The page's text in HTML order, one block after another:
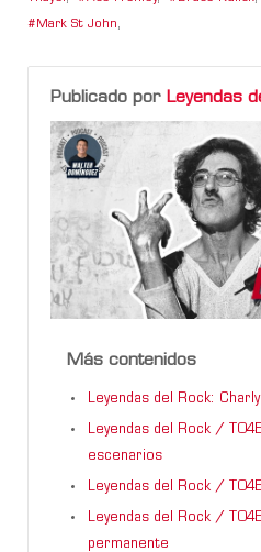
Mark St John,
Publicado por Leyendas
Más contenidos
Leyendas del Rock:
Leyendas del Rock /
escenarios
Leyendas del Rock /
Leyendas del Rock /
permanente